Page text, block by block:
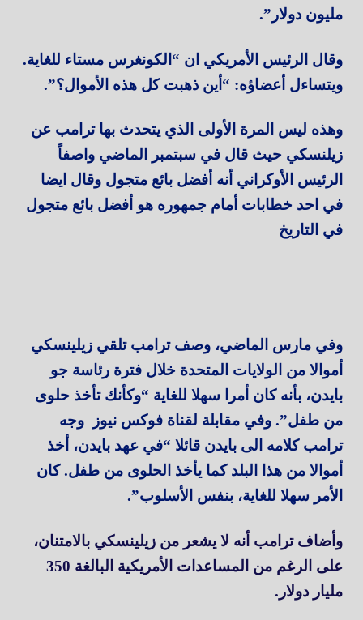
مليون دولار”.
وقال الرئيس الأمريكي ان “الكونغرس مستاء للغاية.
ويتساءل أعضاؤه: “أين ذهبت كل هذه الأموال؟”.
وهذه ليس المرة الأولى الذي يتحدث بها ترامب عن
زيلنسكي حيث قال في سبتمبر الماضي واصفاً
الرئيس الأوكراني أنه أفضل بائع متجول وقال ايضا
في احد خطابات أمام جمهوره هو أفضل بائع متجول
في التاريخ
وفي مارس الماضي، وصف ترامب تلقي زيلينسكي
أموالا من الولايات المتحدة خلال فترة رئاسة جو
بايدن، بأنه كان أمرا سهلا للغاية “وكأنك تأخذ حلوى
من طفل”. وفي مقابلة لقناة فوكس نيوز وجه
ترامب كلامه الى بايدن قائلا “في عهد بايدن، أخذ
أموالا من هذا البلد كما يأخذ الحلوى من طفل. كان
الأمر سهلا للغاية، بنفس الأسلوب”.
وأضاف ترامب أنه لا يشعر من زيلينسكي بالامتنان،
على الرغم من المساعدات الأمريكية البالغة 350
مليار دولار.